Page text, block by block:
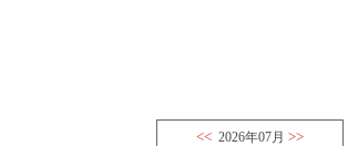
<< 2026年07月 >>